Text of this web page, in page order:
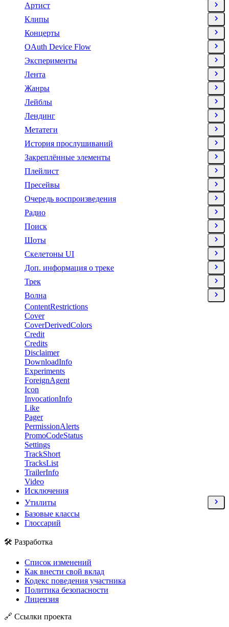
Артист
Клипы
Концерты
OAuth Device Flow
Эксперименты
Лента
Жанры
Лейблы
Лендинг
Метатеги
История прослушиваний
Закреплённые элементы
Плейлист
Пресейвы
Очередь воспроизведения
Радио
Поиск
Шоты
Скелетоны UI
Доп. информация о треке
Трек
Волна
ContentRestrictions
Cover
CoverDerivedColors
Credit
Credits
Disclaimer
DownloadInfo
Experiments
ForeignAgent
Icon
InvocationInfo
Like
Pager
PermissionAlerts
PromoCodeStatus
Settings
TrackShort
TracksList
TrailerInfo
Video
Исключения
Утилиты
Базовые классы
Глоссарий
🛠 Разработка
Список изменений
Как внести свой вклад
Кодекс поведения участника
Политика безопасности
Лицензия
🔗 Ссылки проекта